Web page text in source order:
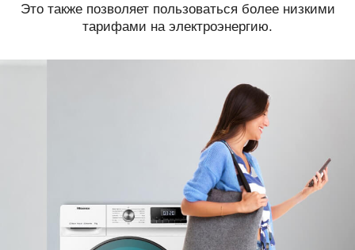
Это также позволяет пользоваться более низкими
тарифами на электроэнергию.